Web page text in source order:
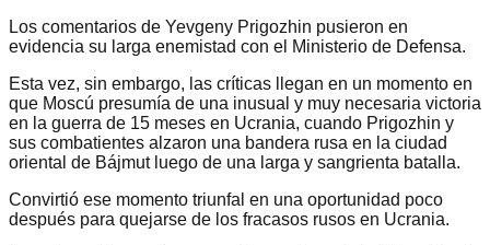
Los comentarios de Yevgeny Prigozhin pusieron en
evidencia su larga enemistad con el Ministerio de Defensa.
Esta vez, sin embargo, las críticas llegan en un momento en
que Moscú presumía de una inusual y muy necesaria victoria
en la guerra de 15 meses en Ucrania, cuando Prigozhin y
sus combatientes alzaron una bandera rusa en la ciudad
oriental de Bájmut luego de una larga y sangrienta batalla.
Convirtió ese momento triunfal en una oportunidad poco
después para quejarse de los fracasos rusos en Ucrania.